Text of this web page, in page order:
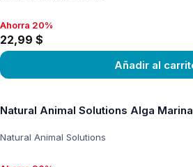
Ahorra 20%, 22,99 $
Ahorra 20%
22,99 $
Añadir al
Natural Animal Solutions Alga
Natural Animal Solutions